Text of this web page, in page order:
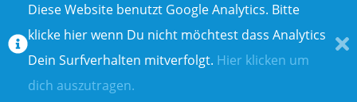
TEILNAHMEBEDINGUNGEN FÜR GEWINNSPIELE
IMPRESSUM
ÜBER UNS I
Diese Website benutzt Google Analytics. Bitte
klicke hier wenn Du nicht möchtest dass Analytics
Dein Surfverhalten mitverfolgt. Hier klicken um
dich auszutragen.